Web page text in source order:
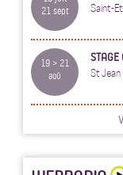
21 sept
Saint-
19 > 21
aoû
STAGE
St Jean